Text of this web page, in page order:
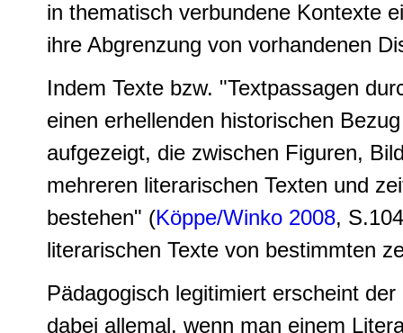
in thematisch verbundene Kontexte
ihre Abgrenzung von vorhandenen
Indem Texte bzw. "Textpassagen
einen erhellenden historischen
aufgezeigt, die zwischen Figuren,
mehreren literarischen Texten und
bestehen" (Köppe/Winko 2008,
literarischen Texte von bestimmten
Pädagogisch legitimiert erscheint
dabei allemal, wenn man einem